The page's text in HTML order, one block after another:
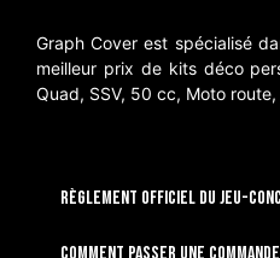
Graph Cover est spécialisé
meilleur prix de kits déco
Quad, SSV, 50 cc, Moto
RÈGLEMENT OFFICIEL DU JEU-